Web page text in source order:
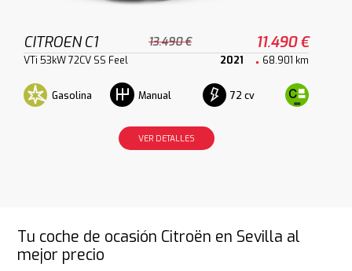
CITROEN C1 13.490 € 11.490 €
VTi 53kW 72CV SS Feel 2021 68.901 km
Gasolina Manual 72 cv
VER DETALLES
Tu coche de ocasión Citroën en Sevilla al
mejor precio